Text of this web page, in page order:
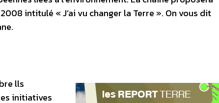
intitulé « J’ai vu changer la Terre ». On vous dit
lls
initiatives